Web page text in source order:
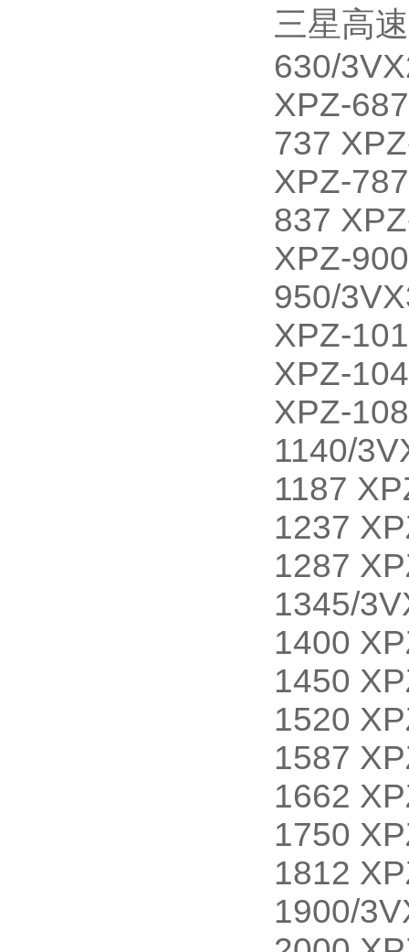
三星高
630/
XPZ-
737
XPZ-
837
XPZ-
950/
XPZ-
XPZ-
XPZ-
1140/
1187
1237
1287
1345/
1400
1450
1520
1587
1662
1750
1812
1900/